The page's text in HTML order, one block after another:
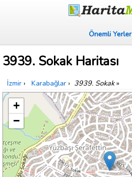
Önemli Yerler
3939. Sokak Haritası
İzmir › Karabağlar › 3939. Sokak»
+
−